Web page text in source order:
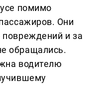
помимо
Они
и за
обращались.
водителю